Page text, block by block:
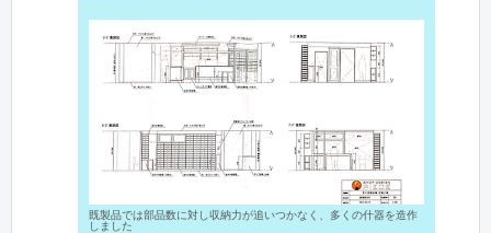
既製品では部品数に対し収納力が追いつかなく、多くの什器を造作
しました